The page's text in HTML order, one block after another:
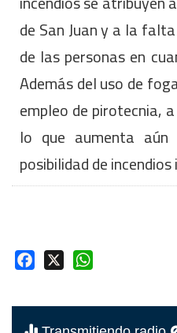
de San Juan y a la
de las personas en
Además del uso de
empleo de pirotecnia,
lo que aumenta
posibilidad de
Facebook